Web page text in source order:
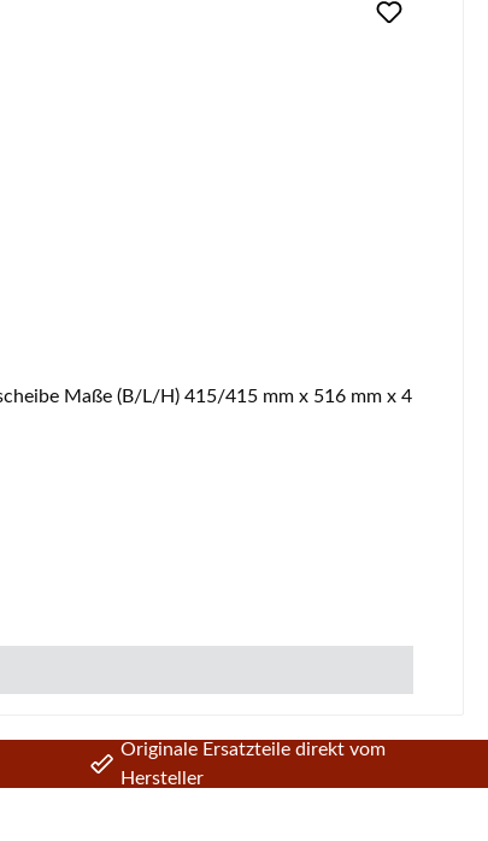
Originale Ersatzteile direkt vom
Hersteller